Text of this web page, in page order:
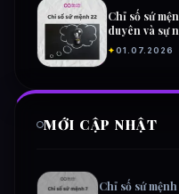
Chỉ số sứ
duyên và sự
✦01.07.2026
MỚI CẬP NHẬT
Chỉ số sứ